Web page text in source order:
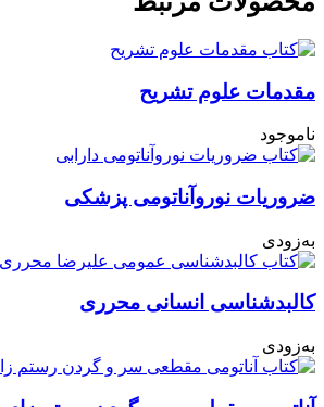
مقدمات علوم تشریح
ناموجود
ضروریات نوروآناتومی پزشکی
به‌زودی
کالبدشناسی انسانی محرری
به‌زودی